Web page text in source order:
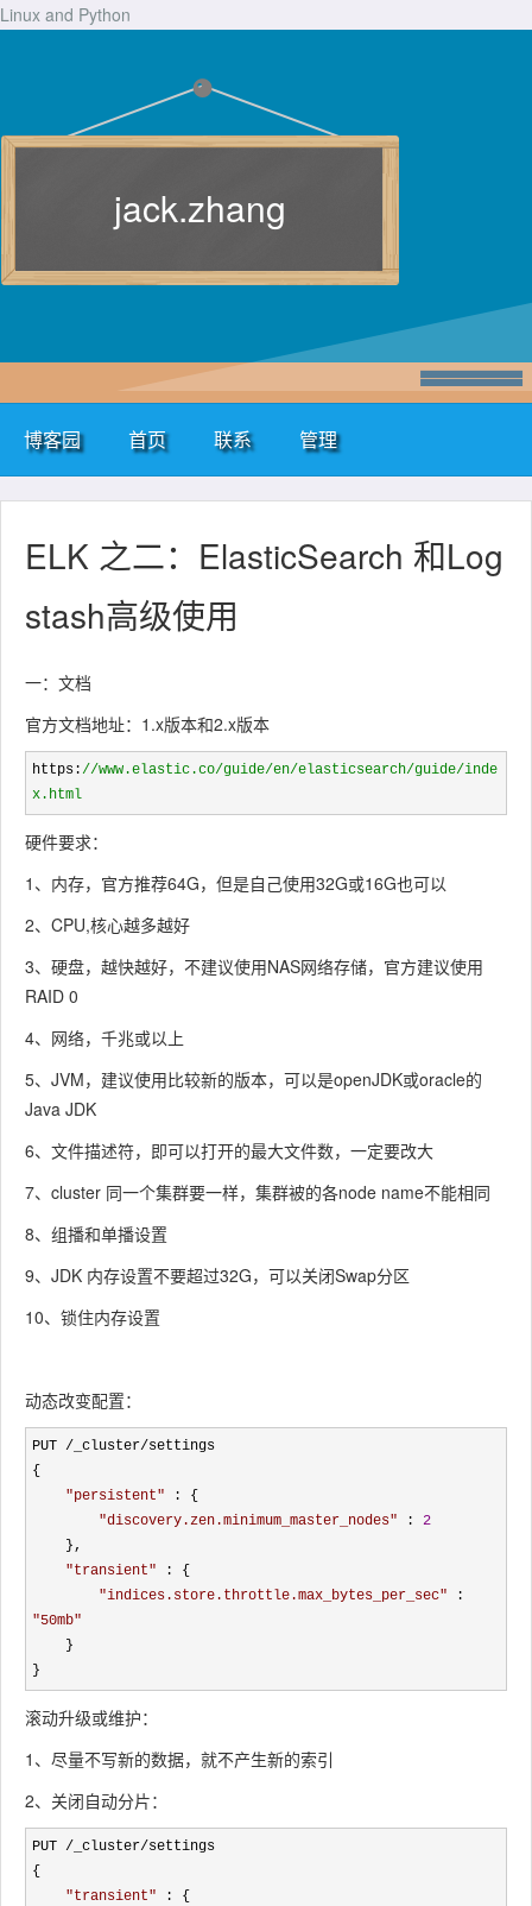
Linux and Python
jack.zhang
博客园 首页 联系 管理
ELK 之二：ElasticSearch 和Log
stash高级使用
一：文档
官方文档地址：1.x版本和2.x版本
https://www.elastic.co/guide/en/elasticsearch/guide/inde
x.html
硬件要求：
1、内存，官方推荐64G，但是自己使用32G或16G也可以
2、CPU,核心越多越好
3、硬盘，越快越好，不建议使用NAS网络存储，官方建议使用
RAID 0
4、网络，千兆或以上
5、JVM，建议使用比较新的版本，可以是openJDK或oracle的
Java JDK
6、文件描述符，即可以打开的最大文件数，一定要改大
7、cluster 同一个集群要一样，集群被的各node name不能相同
8、组播和单播设置
9、JDK 内存设置不要超过32G，可以关闭Swap分区
10、锁住内存设置
动态改变配置：
PUT /_cluster/settings
{
"persistent" : {
"discovery.zen.minimum_master_nodes" : 2
"transient" : {
"indices.store.throttle.max_bytes_per_sec"
"50mb"
}
滚动升级或维护：
1、尽量不写新的数据，就不产生新的索引
2、关闭自动分片：
PUT /_cluster/settings
{
"transient" : {